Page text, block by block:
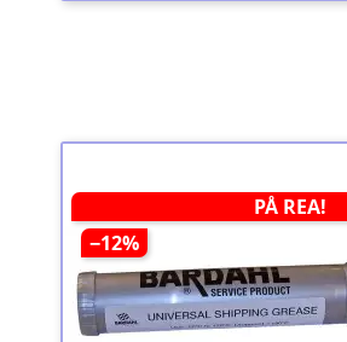
PÅ REA!
−12%